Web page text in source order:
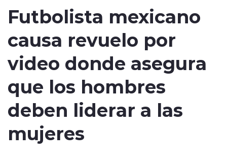
ACTUALIDAD ENTREVISTAS
modo claro
Futbolista mexicano
causa revuelo por
video donde asegura
que los hombres
deben liderar a las
mujeres